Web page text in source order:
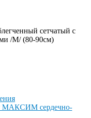
сетчатый с
/M/ (80-90см)
сердечно-